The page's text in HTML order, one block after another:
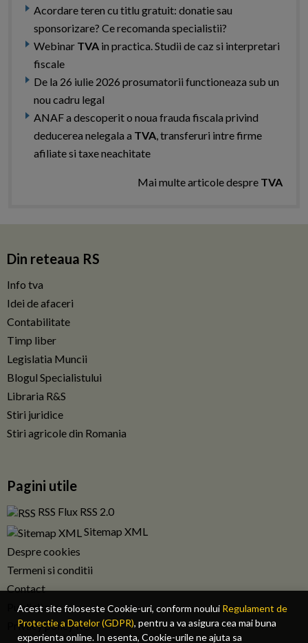
Acest site foloseste Cookie-uri, conform noului Regulament de
Protectie a Datelor (GDPR), pentru a va asigura cea mai buna
experienta online. In esenta, Cookie-urile ne ajuta sa
Acordare teren cu titlu gratuit: donatie sau
sponsorizare? Ce recomanda specialistii?
Webinar TVA in practica. Studii de caz si interpretari
fiscale
De la 26 iulie 2026 prosumatorii functioneaza sub un
nou cadru legal
ANAF a descoperit o noua frauda fiscala privind
deducerea nelegala a TVA, transferuri intre firme
afiliate si taxe neachitate
Mai multe articole despre TVA
Din reteaua RS
Info tva
Idei de afaceri
Contabilitate
Timp liber
Legislatia Muncii
Blogul Specialistului
Libraria R&S
Stiri juridice
Stiri agricole din Romania
Pagini utile
RSS Flux RSS 2.0
Sitemap XML
Despre cookies
Termeni si conditii
Contact
Publicitate
Privacy policy RO